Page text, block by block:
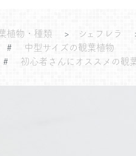
植物・種類 > シェフレラ
# 中型サイズの観葉植物
# 初心者さんにオススメの観